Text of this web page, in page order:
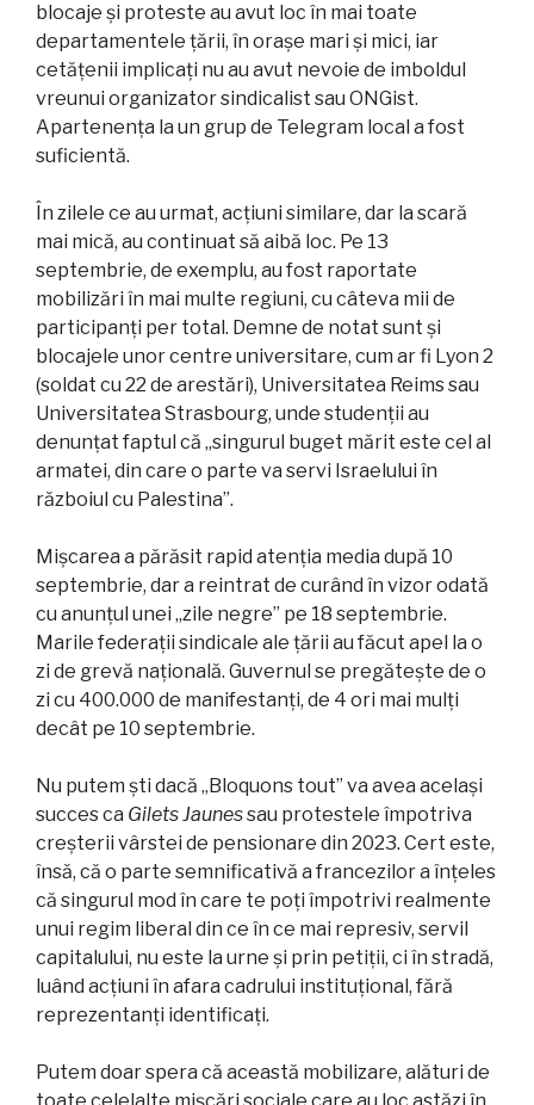
blocaje și proteste au avut loc în mai toate
departamentele țării, în orașe mari și mici, iar
cetățenii implicați nu au avut nevoie de imboldul
vreunui organizator sindicalist sau ONGist.
Apartenența la un grup de Telegram local a fost
suficientă.
În zilele ce au urmat, acțiuni similare, dar la scară
mai mică, au continuat să aibă loc. Pe 13
septembrie, de exemplu, au fost raportate
mobilizări în mai multe regiuni, cu câteva mii de
participanți per total. Demne de notat sunt și
blocajele unor centre universitare, cum ar fi Lyon 2
(soldat cu 22 de arestări), Universitatea Reims sau
Universitatea Strasbourg, unde studenții au
denunțat faptul că „singurul buget mărit este cel al
armatei, din care o parte va servi Israelului în
războiul cu Palestina”.
Mișcarea a părăsit rapid atenția media după 10
septembrie, dar a reintrat de curând în vizor odată
cu anunțul unei „zile negre” pe 18 septembrie.
Marile federații sindicale ale țării au făcut apel la o
zi de grevă națională. Guvernul se pregătește de o
zi cu 400.000 de manifestanți, de 4 ori mai mulți
decât pe 10 septembrie.
Nu putem ști dacă „Bloquons tout” va avea același
succes ca Gilets Jaunessau protestele împotriva
creșterii vârstei de pensionare din 2023. Cert este,
însă, că o parte semnificativă a francezilor a înțeles
că singurul mod în care te poți împotrivi realmente
unui regim liberal din ce în ce mai represiv, servil
capitalului, nu este la urne și prin petiții, ci în stradă,
luând acțiuni în afara cadrului instituțional, fără
reprezentanți identificați.
Putem doar spera că această mobilizare, alături de